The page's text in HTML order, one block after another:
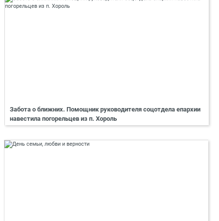
Забота о ближних. Помощник руководителя соцотдела епархии
навестила погорельцев из п. Хороль